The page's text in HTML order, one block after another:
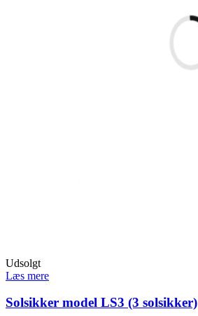
Udsolgt
Læs mere
Solsikker model LS3 (3 solsikker)